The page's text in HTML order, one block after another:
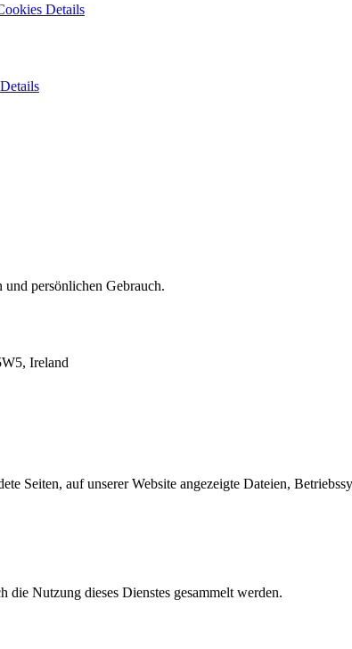
Details
Details
persönlichen Gebrauch.
Ireland
Seiten, auf unserer Website angezeigte Dateien,
Nutzung dieses Dienstes gesammelt werden.